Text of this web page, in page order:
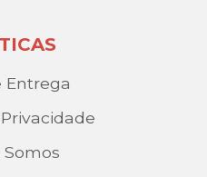
Entrega